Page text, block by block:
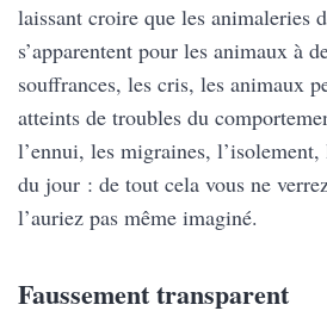
laissant croire que les animaleries
s’apparentent pour les animaux à
souffrances, les cris, les animaux
atteints de troubles du
l’ennui, les migraines,
du jour : de tout cela vous ne
l’auriez pas même imaginé.
Faussement transparent